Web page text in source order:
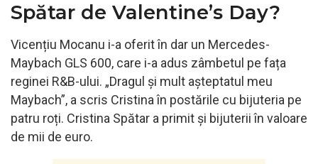
Spătar de Valentine’s Day?
Vicențiu Mocanu i-a oferit în dar un Mercedes-
Maybach GLS 600, care i-a adus zâmbetul pe fața
reginei R&B-ului. „Dragul și mult așteptatul meu
Maybach”, a scris Cristina în postările cu bijuteria pe
patru roți. Cristina Spătar a primit și bijuterii în valoare
de mii de euro.